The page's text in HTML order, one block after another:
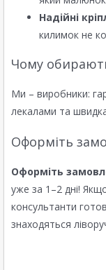
Надійні
килимок не
Чому
Ми – виробники:
лекалами та
Оформіть
Оформіть
уже за 1–2 дні!
консультанти
знаходяться